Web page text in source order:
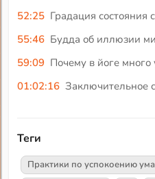
52:25 Градация состояния
55:46 Будда об иллюзии
59:09 Почему в йоге
01:02:16 Заключительное
Теги
Практики по успокоению ума